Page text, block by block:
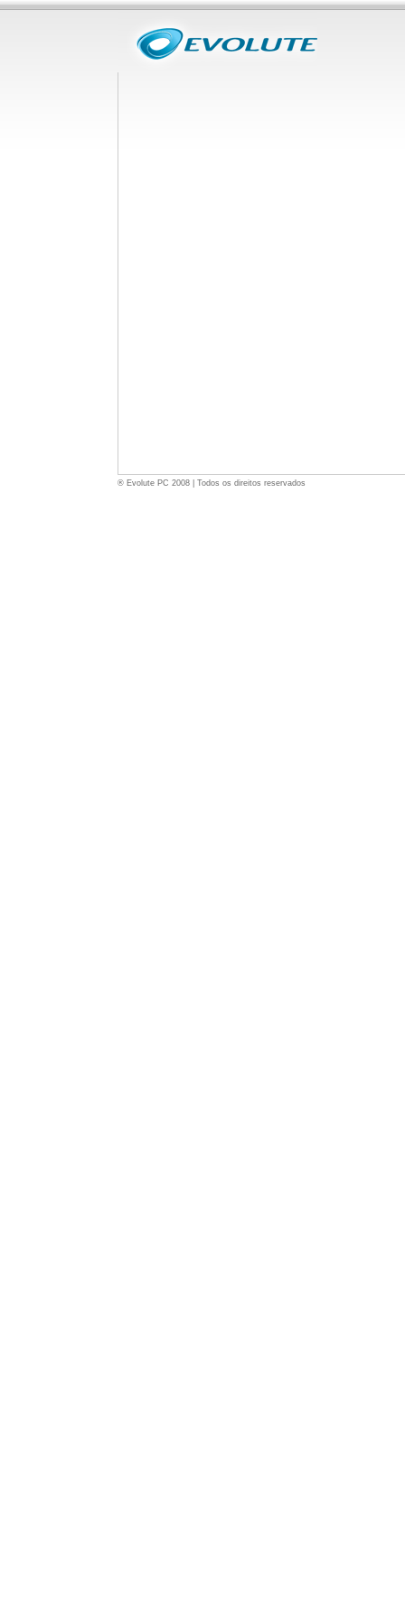
® Evolute PC 2008 | Todos os direitos reservados